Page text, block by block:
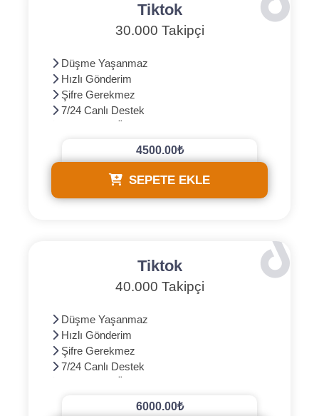
Tiktok
30.000 Takipçi
Düşme Yaşanmaz
Hızlı Gönderim
Şifre Gerekmez
7/24 Canlı Destek
4500.00₺
SEPETE EKLE
Tiktok
40.000 Takipçi
Düşme Yaşanmaz
Hızlı Gönderim
Şifre Gerekmez
7/24 Canlı Destek
6000.00₺